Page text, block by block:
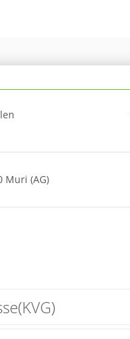
Muri (AG)